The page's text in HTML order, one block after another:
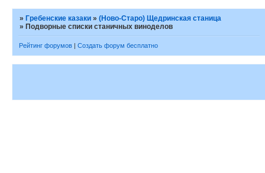
» Гребенские казаки »(Ново-Старо) Щедринская станица
» Подворные списки станичных виноделов
Рейтинг форумов | Создать форум бесплатно